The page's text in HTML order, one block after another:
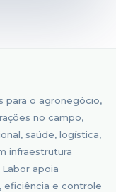
para o agronegócio,
no campo,
saúde, logística,
infraestrutura
apoia
eficiência e controle